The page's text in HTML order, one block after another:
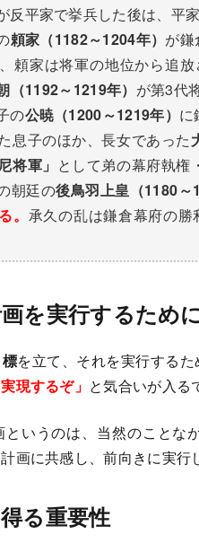
反平家で挙兵した後は、平
頼家（1182～1204年） が鎌
頼家は将軍の地位から追
（1192～1219年） が第3代
の公暁（1200～1219年） に
息子のほか、長女であった
将軍」 として弟の幕府執権・
朝廷の後鳥羽上皇（1180～
。 承久の乱は鎌倉幕府の勝
を実行するため
を立て、それを実行するた
現するぞ」 と気合いが入る
いうのは、当然のことなが
画に共感し、前向きに実行
る重要性